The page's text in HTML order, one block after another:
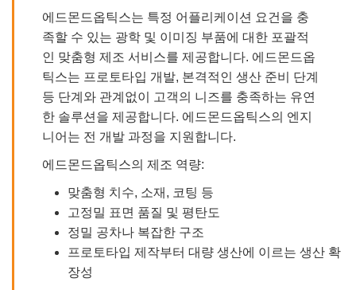
에드몬드옵틱스는 특정 어플리케이션 요건을 충
족할 수 있는 광학 및 이미징 부품에 대한 포괄적
인 맞춤형 제조 서비스를 제공합니다. 에드몬드옵
틱스는 프로토타입 개발, 본격적인 생산 준비 단계
등 단계와 관계없이 고객의 니즈를 충족하는 유연
한 솔루션을 제공합니다. 에드몬드옵틱스의 엔지
니어는 전 개발 과정을 지원합니다.
에드몬드옵틱스의 제조 역량:
맞춤형 치수, 소재, 코팅 등
고정밀 표면 품질 및 평탄도
정밀 공차나 복잡한 구조
프로토타입 제작부터 대량 생산에 이르는 생산 확
장성